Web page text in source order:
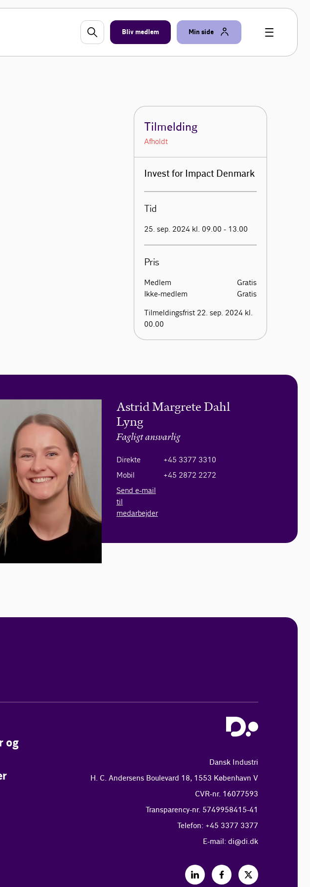
Bliv medlem Min side
Tilmelding
Afholdt
Invest for Impact Denmark
Tid
25. sep. 2024 kl. 09.00 - 13.00
Pris
Medlem
Gratis
Ikke-medlem
Gratis
Tilmeldingsfrist 22. sep. 2024 kl.
00.00
Astrid Margrete Dahl
Lyng
Fagligt ansvarlig
Direkte
+45 3377 3310
Mobil
+45 2872 2272
Send e-mail
til
medarbejder
og
Dansk Industri
H. C. Andersens Boulevard 18, 1553 København V
CVR-nr. 16077593
Transparency-nr. 5749958415-41
Telefon: +45 3377 3377
E-mail: di@di.dk